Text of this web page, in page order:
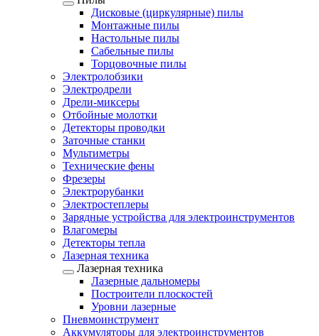
Дисковые (циркулярные) пилы
Монтажные пилы
Настольные пилы
Сабельные пилы
Торцовочные пилы
Электролобзики
Электродрели
Дрели-миксеры
Отбойные молотки
Детекторы проводки
Заточные станки
Мультиметры
Технические фены
Фрезеры
Электрорубанки
Электростеплеры
Зарядные устройства для электроинструментов
Влагомеры
Детекторы тепла
Лазерная техника
Лазерная техника
Лазерные дальномеры
Построители плоскостей
Уровни лазерные
Пневмоинструмент
Аккумуляторы для электроинструментов